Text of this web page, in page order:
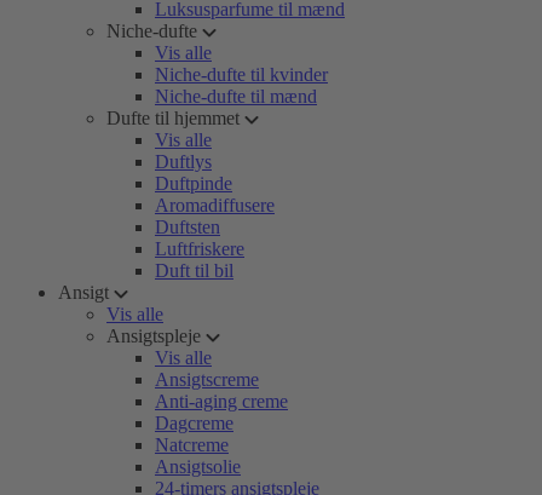
Luksusparfume til mænd
Niche-dufte
Vis alle
Niche-dufte til kvinder
Niche-dufte til mænd
Dufte til hjemmet
Vis alle
Duftlys
Duftpinde
Aromadiffusere
Duftsten
Luftfriskere
Duft til bil
Ansigt
Vis alle
Ansigtspleje
Vis alle
Ansigtscreme
Anti-aging creme
Dagcreme
Natcreme
Ansigtsolie
24-timers ansigtspleje